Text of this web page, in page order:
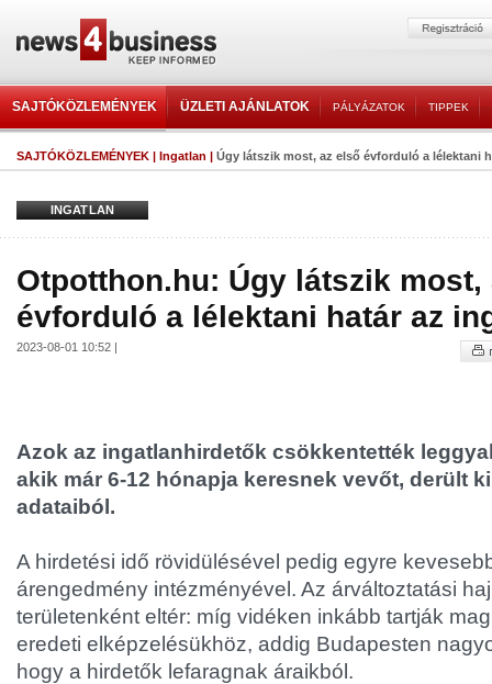
SAJTÓKÖZLEMÉNYEK ÜZLETI AJÁNLATOK PÁLYÁZATOK TIPPEK
SAJTÓKÖZLEMÉNYEK | Ingatlan | Úgy látszik most, az első évforduló a lélektani
INGATLAN
Otpotthon.hu: Úgy látszik most,
évforduló a lélektani határ az
2023-08-01 10:52 |
Azok az ingatlanhirdetők csökkentették
akik már 6-12 hónapja keresnek vevőt, derült
adataiból.
A hirdetési idő rövidülésével pedig egyre
árengedmény intézményével. Az árváltoztatási
területenként eltér: míg vidéken inkább tartják
eredeti elképzelésükhöz, addig Budapesten
hogy a hirdetők lefaragnak áraikból.